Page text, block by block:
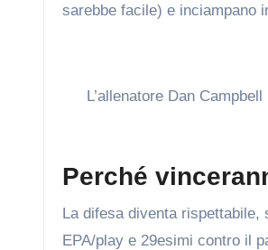
sarebbe facile) e inciampano
L’allenatore Dan
Perché
La difesa diventa rispettabile,
EPA/play e 29esimi contro il